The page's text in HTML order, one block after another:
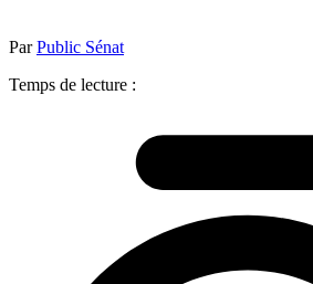
ParPublic Sénat
Temps de lecture :